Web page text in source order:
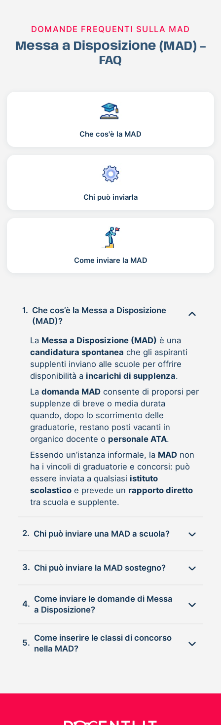
DOMANDE FREQUENTI SULLA MAD
Messa a Disposizione (MAD) –
FAQ
Che cos'è la MAD
Chi può inviarla
Come inviare la MAD
1. Che cos’è la Messa a Disposizione
(MAD)?
La Messa a Disposizione (MAD) è una
candidatura spontanea che gli aspiranti
supplenti inviano alle scuole per offrire
disponibilità a incarichi di supplenza.
La domanda MADconsente di proporsi per
supplenze di breve o media durata
quando, dopo lo scorrimento delle
graduatorie, restano posti vacanti in
organico docente o personale ATA.
Essendo un’istanza informale, la MADnon
ha i vincoli di graduatorie e concorsi: può
essere inviata a qualsiasi istituto
scolasticoe prevede un rapporto diretto
tra scuola e supplente.
2. Chi può inviare una MAD a scuola?
3. Chi può inviare la MAD sostegno?
4.
Come inviare le domande di Messa
a Disposizione?
5.
Come inserire le classi di concorso
nella MAD?